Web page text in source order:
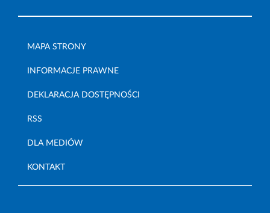
MAPA STRONY
INFORMACJE PRAWNE
DEKLARACJA DOSTĘPNOŚCI
RSS
DLA MEDIÓW
KONTAKT